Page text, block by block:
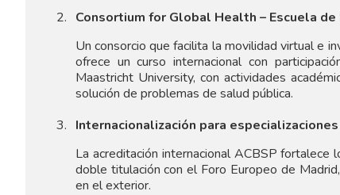
Consortium for Global Health – Escuela
Un consorcio que facilita la movilidad virtual e
ofrece un curso internacional con
Maastricht University, con actividades
solución de problemas de salud pública.
Internacionalización para
La acreditación internacional ACBSP fortalece
doble titulación con el Foro Europeo de
en el exterior.